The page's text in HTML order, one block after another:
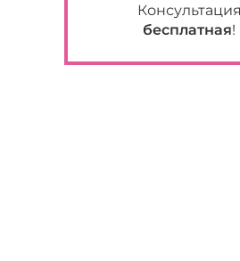
Консультация
бесплатная!